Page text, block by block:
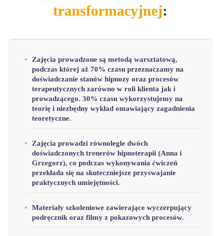
transformacyjnej:
Zajęcia prowadzone są metodą warsztatową,
podczas której aż 70% czasu przeznaczamy na
doświadczanie stanów hipnozy oraz procesów
terapeutycznych zarówno w roli klienta jak i
prowadzącego. 30% czasu wykorzystujemy na
teorię i niezbędny wykład omawiający zagadnienia
teoretyczne.
Zajęcia prowadzi równolegle dwóch
doświadczonych trenerów hipnoterapii (Anna i
Grzegorz), co podczas wykonywania ćwiczeń
przekłada się na skuteczniejsze przyswajanie
praktycznych umiejętności.
Materiały szkoleniowe zawierające wyczerpujący
podręcznik oraz filmy z pokazowych procesów.